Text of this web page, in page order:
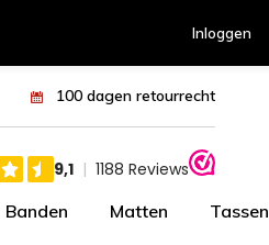
Inloggen
100 dagen retourrecht
Banden Matten Tassen